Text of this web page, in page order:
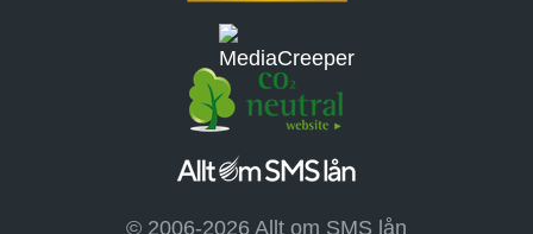
© 2006-2026 Allt om SMS lån